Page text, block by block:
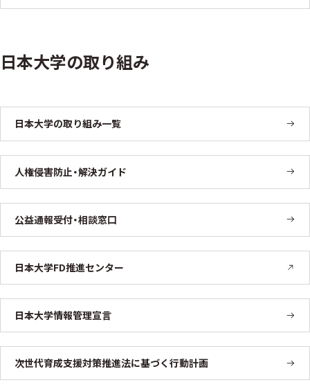
日本大学の取り組み
日本大学の取り組み一覧
人権侵害防止・解決ガイド
公益通報受付・相談窓口
日本大学FD推進センター
日本大学情報管理宣言
次世代育成支援対策推進法に基づく行動計画